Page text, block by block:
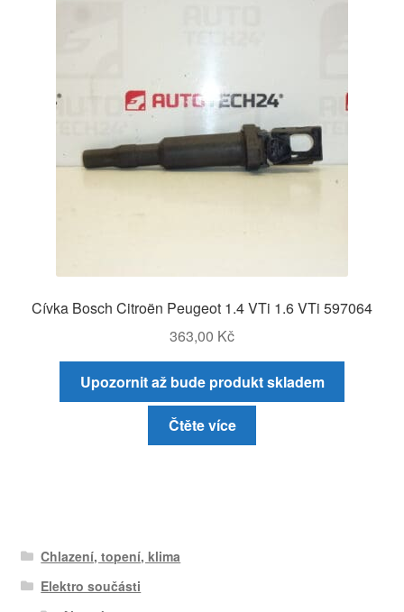
Cívka Bosch Citroën Peugeot 1.4 VTi 1.6 VTi 597064
363,00 Kč
Upozornit až bude produkt skladem
Čtěte více
Chlazení, topení, klima
Elektro součásti